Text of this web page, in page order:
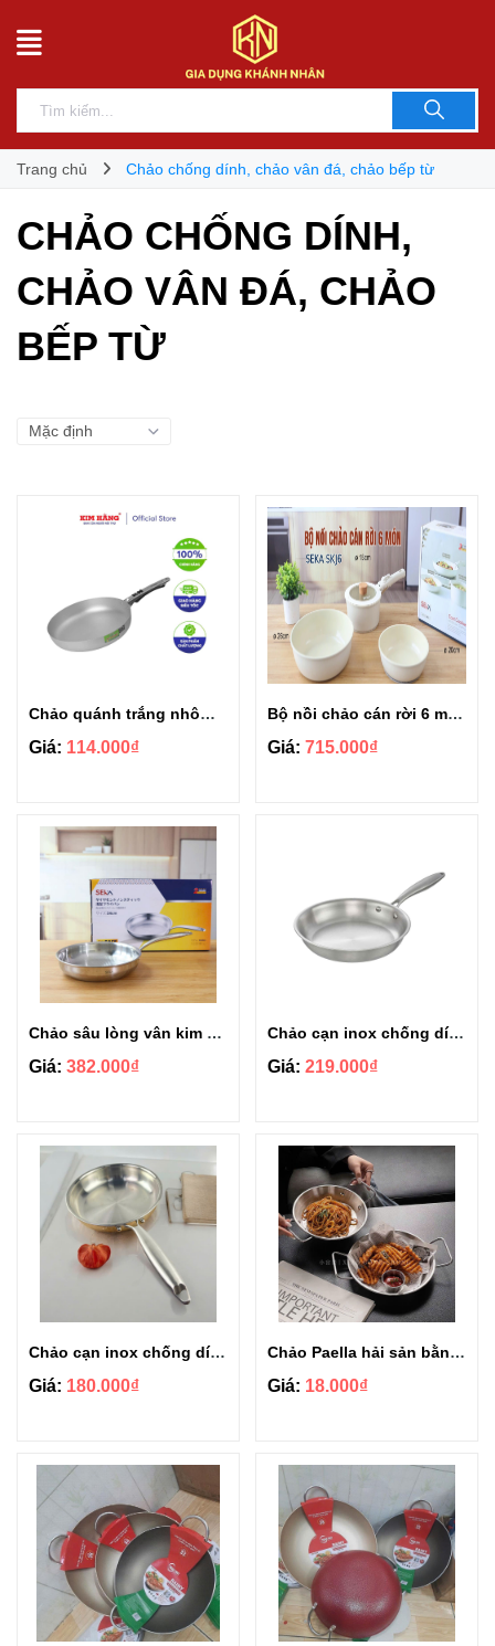
Trang chủ Chảo chống dính, chảo vân đá, chảo bếp từ
CHẢO CHỐNG DÍNH,
CHẢO VÂN ĐÁ, CHẢO
BẾP TỪ
Chảo quánh trắng nhôm Kim Hằng size 24cm
Giá: 114.000₫
Bộ nồi chảo cán rời 6 món kèm miếng lót Seka SKJ6
Giá: 715.000₫
Chảo sâu lòng vân kim cương Seka 24cm
Giá: 382.000₫
Chảo cạn inox chống dính nguyên khối size 28cm
Giá: 219.000₫
Chảo cạn inox chống dính nguyên khối size 24cm
Giá: 180.000₫
Chảo Paella hải sản bằng thép không gỉ size 18cm Bạc
Giá: 18.000₫